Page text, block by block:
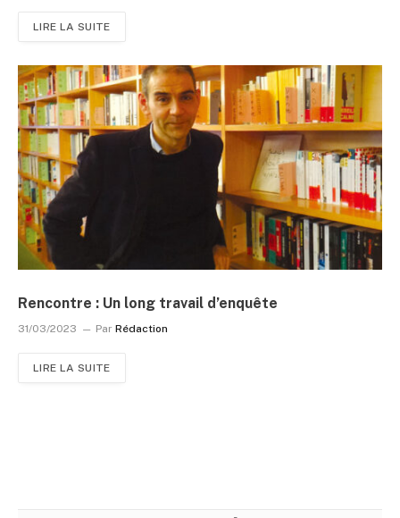
LIRE LA SUITE
Rencontre : Un long travail d’enquête
31/03/2023 Par Rédaction
LIRE LA SUITE